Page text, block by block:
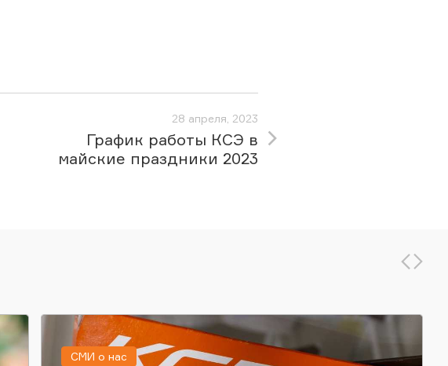
28 апреля, 2023
График работы КСЭ в
майские праздники 2023
СМИ о нас